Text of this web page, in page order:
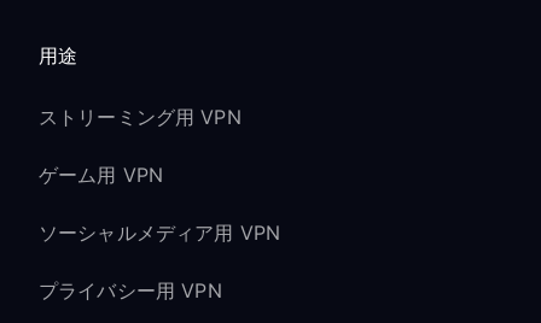
用途
ストリーミング用 VPN
ゲーム用 VPN
ソーシャルメディア用 VPN
プライバシー用 VPN